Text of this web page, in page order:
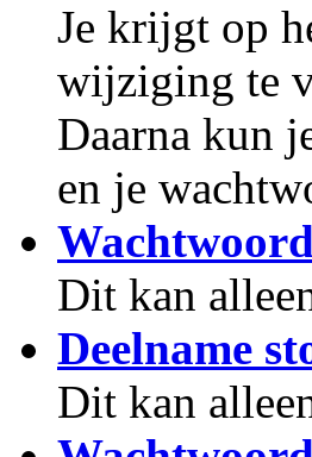
Je krijgt op
wijziging te
Daarna kun
en je
Dit kan
Deelname
Dit kan